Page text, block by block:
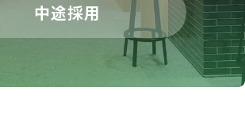
中途採用